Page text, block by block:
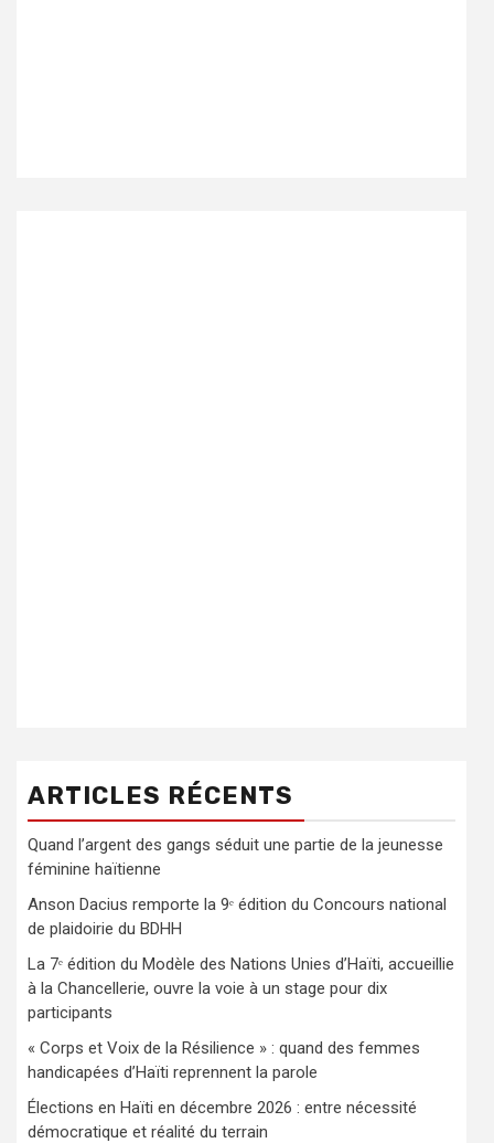
ARTICLES RÉCENTS
Quand l’argent des gangs séduit une partie de la jeunesse
féminine haïtienne
Anson Dacius remporte la 9ᵉ édition du Concours national
de plaidoirie du BDHH
La 7ᵉ édition du Modèle des Nations Unies d’Haïti, accueillie
à la Chancellerie, ouvre la voie à un stage pour dix
participants
« Corps et Voix de la Résilience » : quand des femmes
handicapées d’Haïti reprennent la parole
Élections en Haïti en décembre 2026 : entre nécessité
démocratique et réalité du terrain